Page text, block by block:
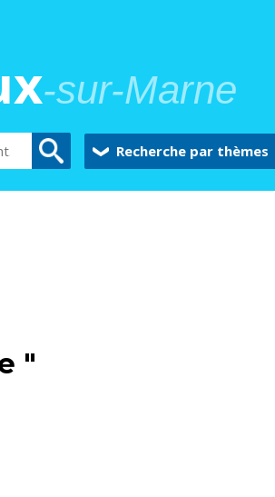
-sur-Marne
Recherche par thèmes
"